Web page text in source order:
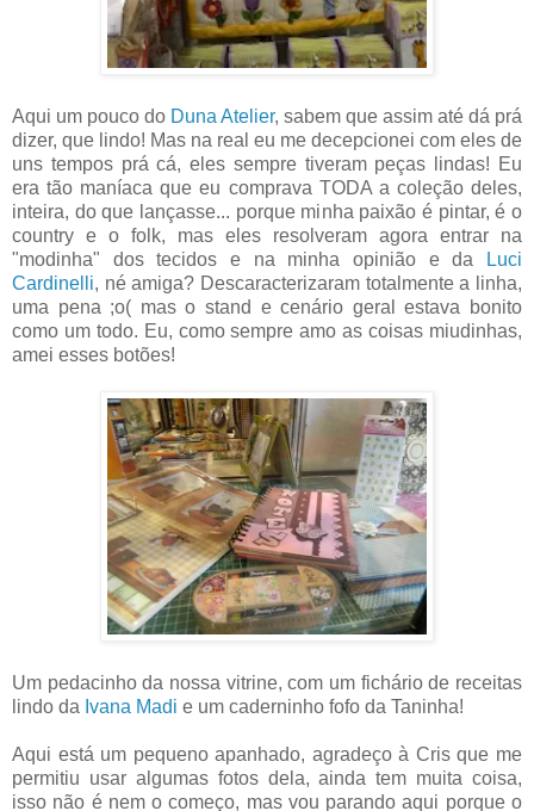
Aqui um pouco do Duna Atelier, sabem que assim até dá prá
dizer, que lindo! Mas na real eu me decepcionei com eles de
uns tempos prá cá, eles sempre tiveram peças lindas! Eu
era tão maníaca que eu comprava TODA a coleção deles,
inteira, do que lançasse... porque minha paixão é pintar, é o
country e o folk, mas eles resolveram agora entrar na
"modinha" dos tecidos e na minha opinião e da
Luci
Cardinelli, né amiga? Descaracterizaram totalmente a linha,
uma pena ;o( mas o stand e cenário geral estava bonito
como um todo. Eu, como sempre amo as coisas miudinhas,
amei esses botões!
Um pedacinho da nossa vitrine, com um fichário de receitas
lindo da Ivana Madi e um caderninho fofo da Taninha!
Aqui está um pequeno apanhado, agradeço à Cris que me
permitiu usar algumas fotos dela, ainda tem muita coisa,
isso não é nem o começo, mas vou parando aqui porque o